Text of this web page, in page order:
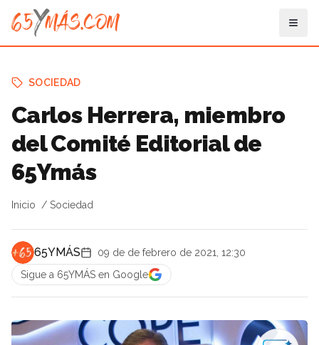
SOCIEDAD
Carlos Herrera, miembro
del Comité Editorial de
65Ymás
Inicio Sociedad
65YMÁS
09 de de febrero de 2021, 12:30
Sigue a 65YMÁS en Google